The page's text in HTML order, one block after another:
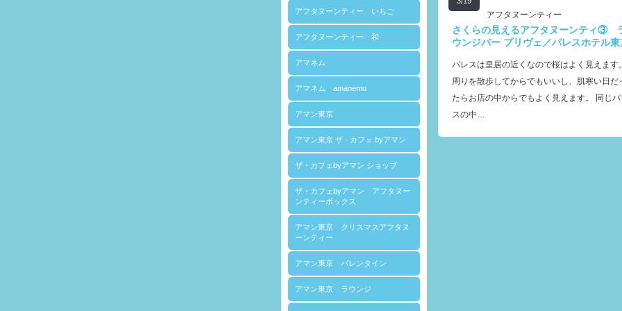
アフタヌーンティー いちご
アフタヌーンティー 和
アマネム
アマネム amanemu
アマン東京
アマン東京 ザ · カフェ byアマン
ザ・カフェbyアマン ショップ
ザ・カフェbyアマン アフタヌー
ンティーボックス
アマン東京 クリスマスアフタヌ
ーンティー
アマン東京 バレンタイン
アマン東京 ラウンジ
アフタヌーンティー
さくらの見えるアフタヌーンティ③
ウンジバー プリヴェ／パレスホテル東
パレスは皇居の近くなので桜はよく見えます。
周りを散歩してからでもいいし、肌寒い日だ
たらお店の中からでもよく見えます。 同じパ
スの中…